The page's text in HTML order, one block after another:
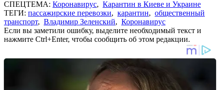
СПЕЦТЕМА: Коронавирус, Карантин в Киеве и Украине
ТЕГИ: пассажирские перевозки, карантин, общественный
транспорт, Владимир Зеленский, Коронавирус
Если вы заметили ошибку, выделите необходимый текст и
нажмите Ctrl+Enter, чтобы сообщить об этом редакции.